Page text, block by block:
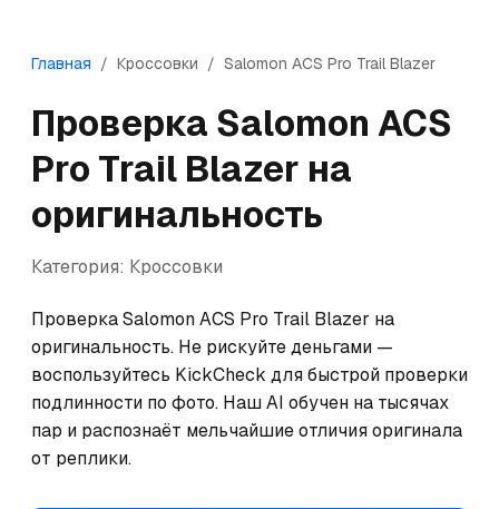
Главная / Кроссовки / Salomon ACS Pro Trail Blazer
Проверка Salomon ACS
Pro Trail Blazer на
оригинальность
Категория: Кроссовки
Проверка Salomon ACS Pro Trail Blazer на
оригинальность. Не рискуйте деньгами —
воспользуйтесь KickCheck для быстрой проверки
подлинности по фото. Наш AI обучен на тысячах
пар и распознаёт мельчайшие отличия оригинала
от реплики.